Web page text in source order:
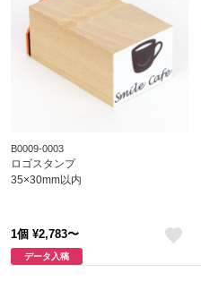
B0009-0003
ロゴスタンプ
35×30mm以内
1個 ¥2,783〜
データ入稿